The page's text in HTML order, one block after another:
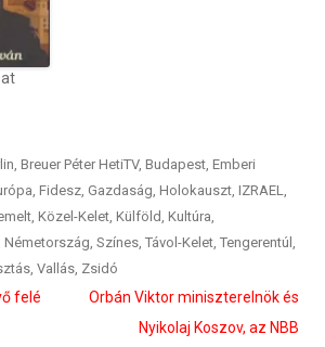
, Breuer Péter HetiTV, Budapest, Emberi
, Fidesz, Gazdaság, Holokauszt, IZRAEL,
, Közel-Kelet, Külföld, Kultúra,
Németország, Színes, Távol-Kelet, Tengerentúl ,
, Vallás, Zsidó
felé
Orbán Viktor miniszterelnök és
Nyikolaj Koszov, az NBB